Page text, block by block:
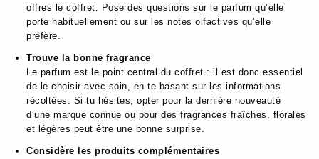
offres le coffret. Pose des questions sur le parfum qu’elle
porte habituellement ou sur les notes olfactives qu’elle
préfère.
Trouve la bonne fragrance
Le parfum est le point central du coffret : il est donc essentiel
de le choisir avec soin, en te basant sur les informations
récoltées. Si tu hésites, opter pour la dernière nouveauté
d’une marque connue ou pour des fragrances fraîches, florales
et légères peut être une bonne surprise.
Considère les produits complémentaires